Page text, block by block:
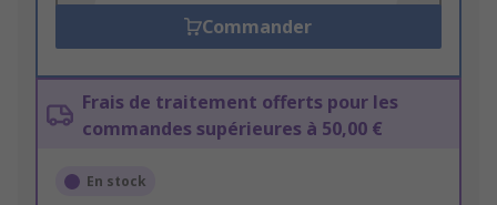
Commander
Frais de traitement offerts pour les
commandes supérieures à 50,00 €
En stock